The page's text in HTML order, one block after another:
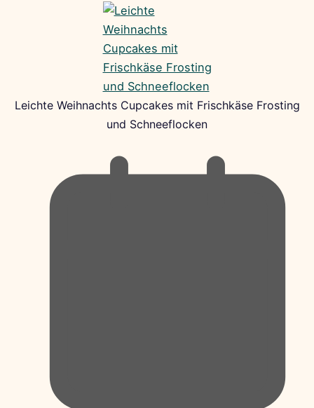
Leichte Weihnachts Cupcakes mit Frischkäse Frosting
und Schneeflocken